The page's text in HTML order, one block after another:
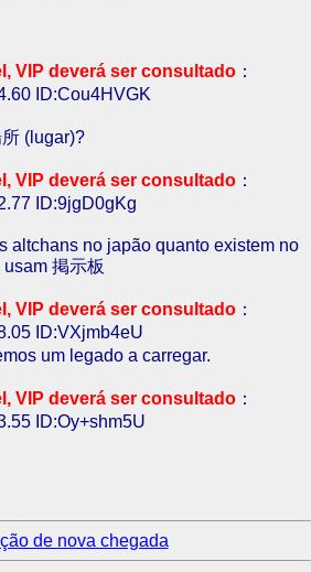
VIP deverá ser consultado ：
ID:Cou4HVGK
(lugar)?
VIP deverá ser consultado ：
ID:9jgD0gKg
altchans no japão quanto existem no
掲示板
VIP deverá ser consultado ：
ID:VXjmb4eU
um legado a carregar.
VIP deverá ser consultado ：
ID:Oy+shm5U
de nova chegada